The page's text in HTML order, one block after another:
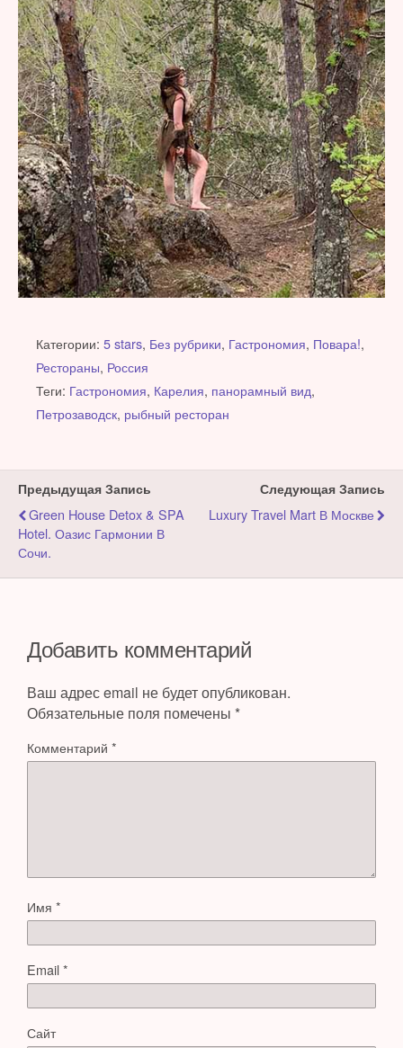
Категории: 5 stars, Без рубрики, Гастрономия, Повара!,
Рестораны, Россия
Теги: Гастрономия, Карелия, панорамный вид,
Петрозаводск, рыбный ресторан
Предыдущая Запись
Green House Detox & SPA
Hotel. Оазис Гармонии В
Сочи.
Следующая Запись
Luxury Travel Mart В Москве
Добавить комментарий
Ваш адрес email не будет опубликован.
Обязательные поля помечены *
Комментарий *
Имя *
Email*
Сайт